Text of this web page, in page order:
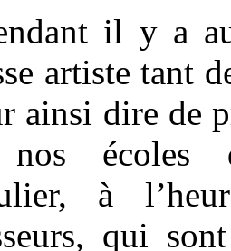
il y a
artiste tant
ainsi dire de
écoles
à
qui